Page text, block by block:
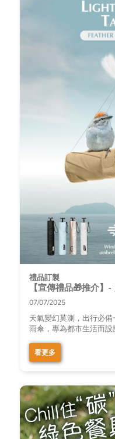
禮品訂製
【宣傳禮品🎁推介】
07/07/2025
天氣變幻莫測，出行必
雨傘，專為都市生活而設
看更多